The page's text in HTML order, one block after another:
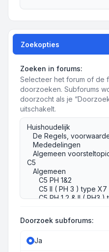
Zoekopties
Zoeken in forums:
Selecteer het forum of de
doorzoeken. Subforums
doorzocht als je
uitschakelt.
Doorzoek subforums:
Ja